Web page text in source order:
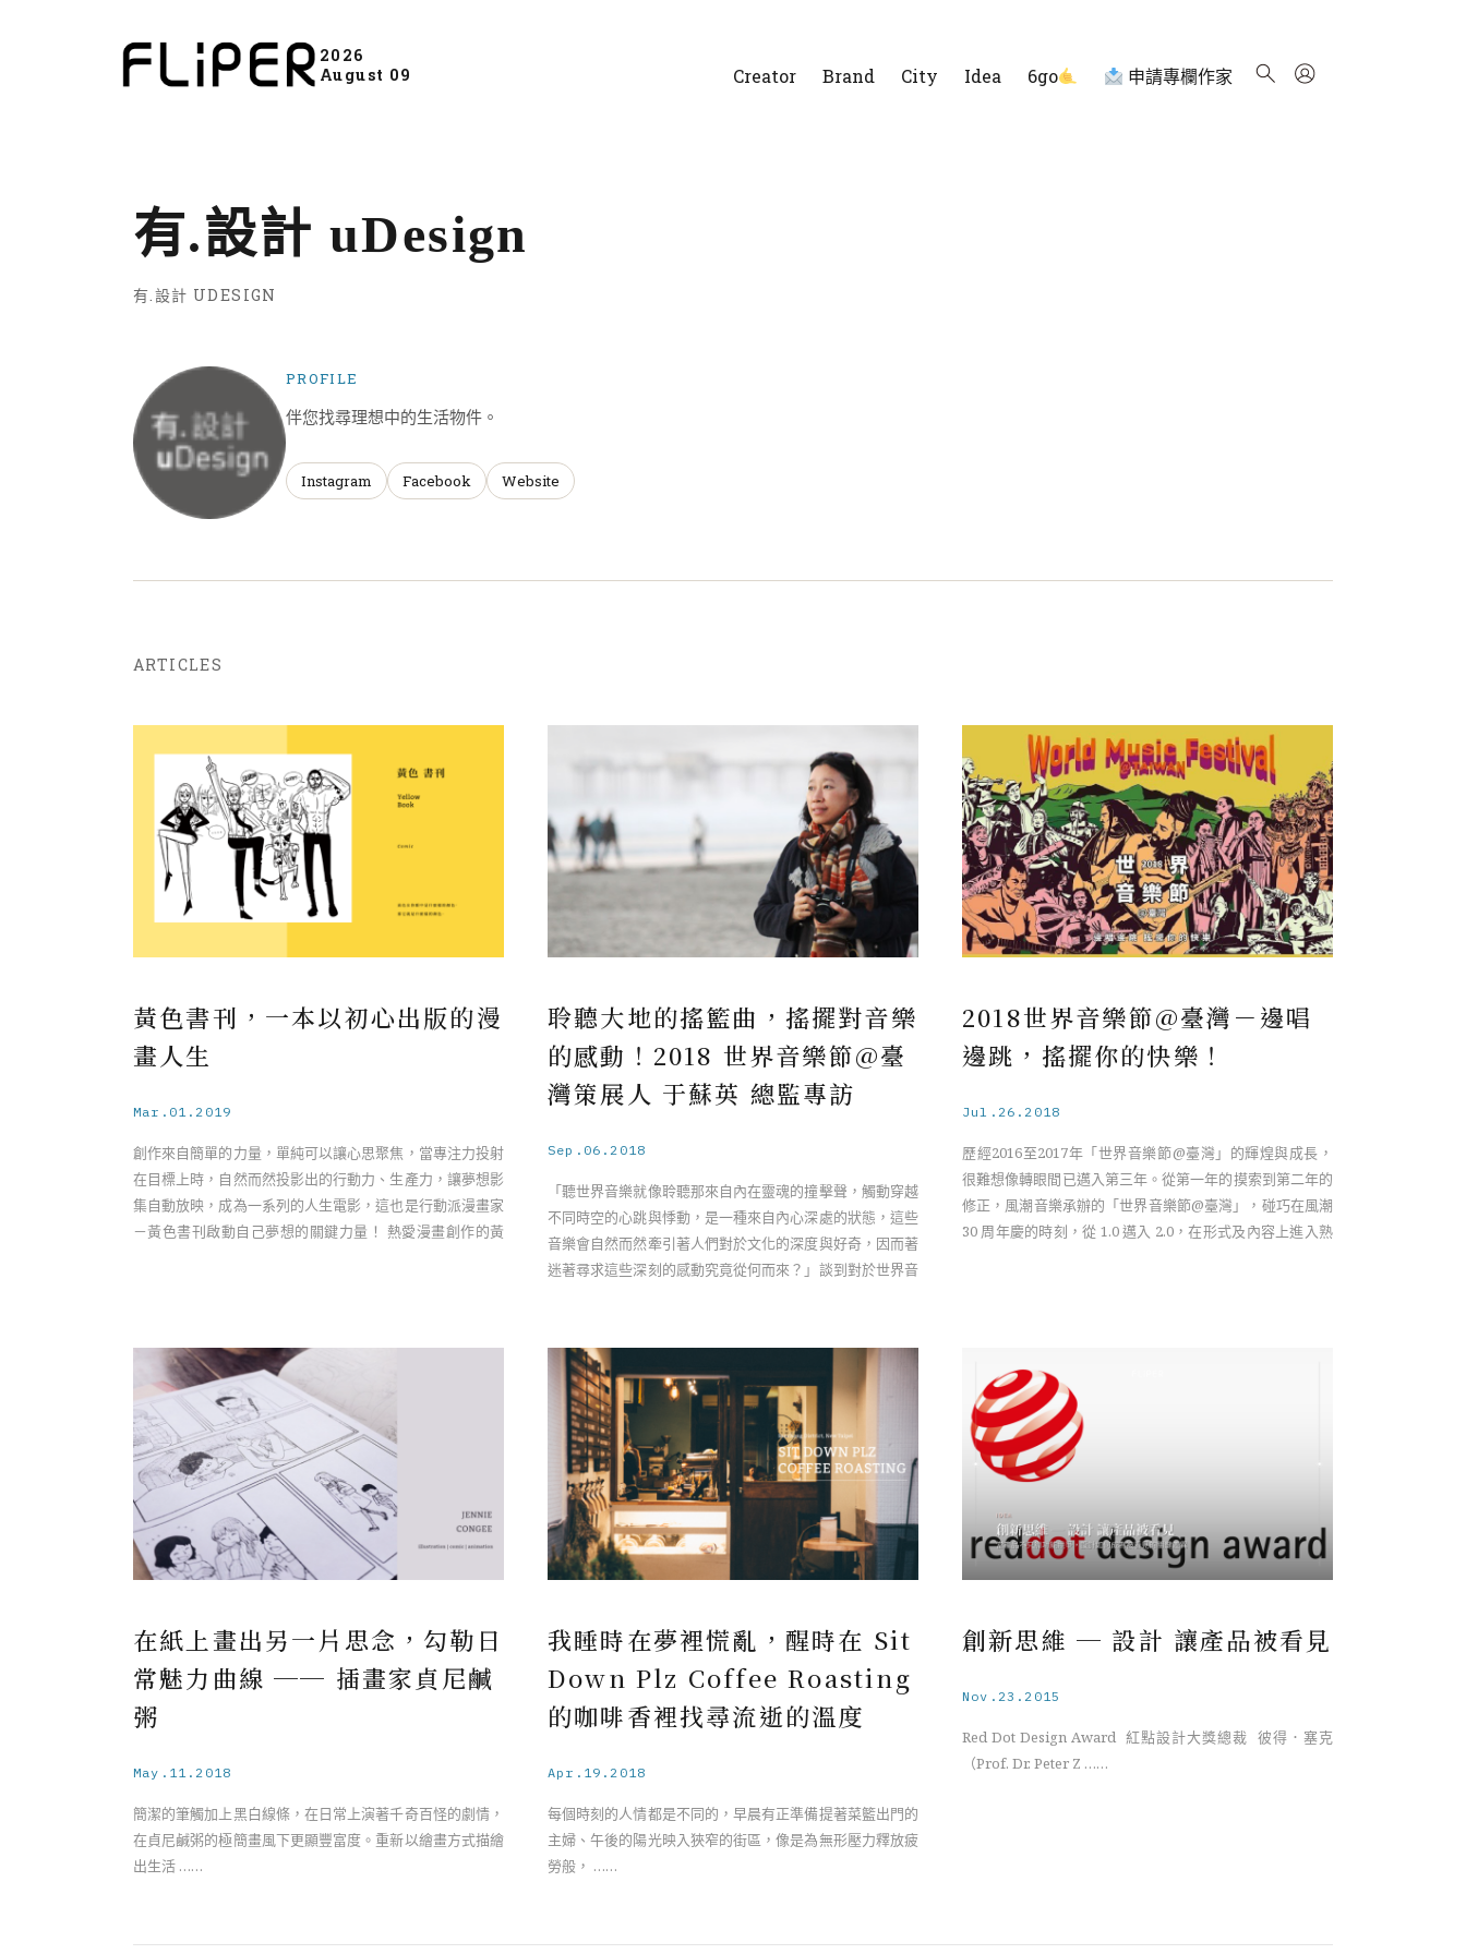
2026
August 09
Creator Brand City Idea 6go 申請專欄作家
有.設計 uDesign
有.設計 UDESIGN
PROFILE
伴您找尋理想中的生活物件。
Instagram Facebook Website
ARTICLES
黃色書刊，一本以初心出版的漫
畫人生
Mar.01.2019
創作來自簡單的力量，單純可以讓心思聚焦，當專注力投射
在目標上時，自然而然投影出的行動力、生產力，讓夢想影
集自動放映，成為一系列的人生電影，這也是行動派漫畫家
－黃色書刊啟動自己夢想的關鍵力量！ 熱愛漫畫創作的黃
聆聽大地的搖籃曲，搖擺對音樂
的感動！2018 世界音樂節@臺
灣策展人 于蘇英 總監專訪
Sep.06.2018
「聽世界音樂就像聆聽那來自內在靈魂的撞擊聲，觸動穿越
不同時空的心跳與悸動，是一種來自內心深處的狀態，這些
音樂會自然而然牽引著人們對於文化的深度與好奇，因而著
迷著尋求這些深刻的感動究竟從何而來？」談到對於世界音
2018世界音樂節@臺灣－邊唱
邊跳，搖擺你的快樂！
Jul.26.2018
歷經2016至2017年「世界音樂節@臺灣」的輝煌與成長，
很難想像轉眼間已邁入第三年。從第一年的摸索到第二年的
修正，風潮音樂承辦的「世界音樂節@臺灣」，碰巧在風潮
30 周年慶的時刻，從 1.0 邁入 2.0，在形式及內容上進入熟
在紙上畫出另一片思念，勾勒日
常魅力曲線 ── 插畫家貞尼鹹
粥
May.11.2018
簡潔的筆觸加上黑白線條，在日常上演著千奇百怪的劇情，
在貞尼鹹粥的極簡畫風下更顯豐富度。重新以繪畫方式描繪
出生活 ……
我睡時在夢裡慌亂，醒時在 Sit
Down Plz Coffee Roasting
的咖啡香裡找尋流逝的溫度
Apr.19.2018
每個時刻的人情都是不同的，早晨有正準備提著菜籃出門的
主婦、午後的陽光映入狹窄的街區，像是為無形壓力釋放疲
勞般， ……
創新思維 ─ 設計 讓產品被看見
Nov.23.2015
Red Dot Design Award 紅點設計大獎總裁 彼得．塞克
（Prof. Dr. Peter Z ……